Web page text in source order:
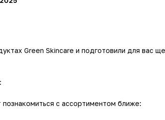
Green Skincare и подготовили для вас
с ассортиментом ближе: